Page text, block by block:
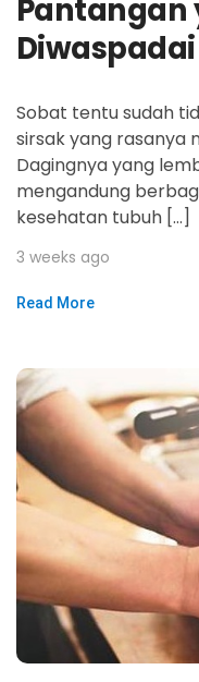
Pantangan
Diwaspadai
Sobat tentu sudah
sirsak yang rasanya
Dagingnya yang
mengandung
kesehatan tubuh […]
3 weeks ago
Read More